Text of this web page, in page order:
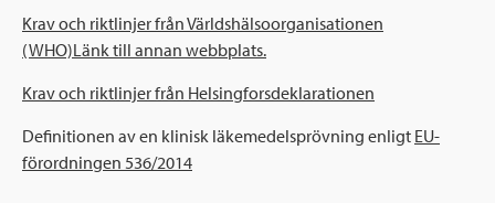
Krav och riktlinjer från Världshälsoorganisationen
(WHO)Länk till annan webbplats.
Krav och riktlinjer från Helsingfors­deklarationen
Definitionen av en klinisk läkemedelsprövning enligt EU-
förordningen 536/2014